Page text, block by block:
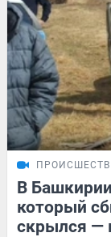
В
который
скрылся —